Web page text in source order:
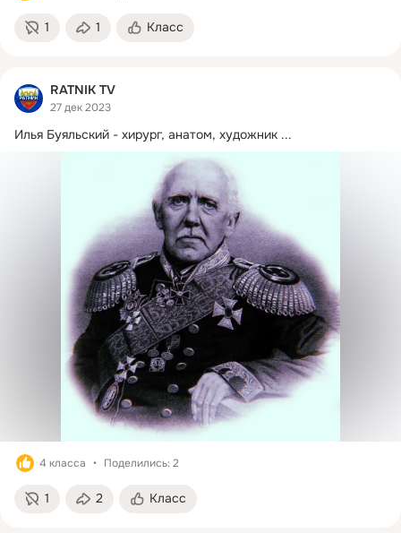
1 1 Класс
RATNIK TV
27 дек 2023
Илья Буяльский - хирург, анатом, художник ...
4 класса Поделились: 2
1 2 Класс